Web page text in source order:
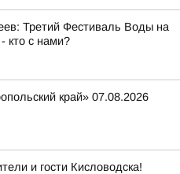
Третий Фестиваль Воды на
кто с нами?
край» 07.08.2026
и гости Кисловодска!